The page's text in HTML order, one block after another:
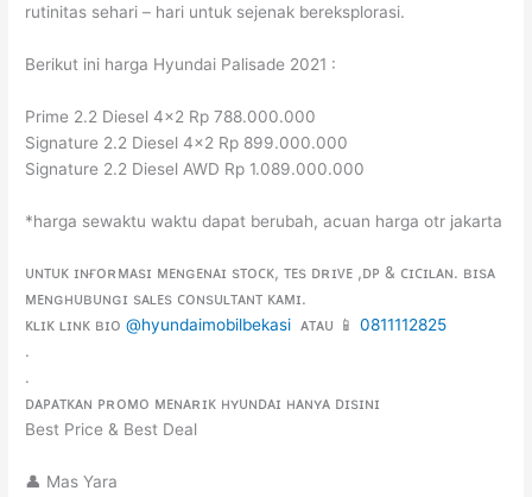
rutinitas sehari – hari untuk sejenak bereksplorasi.
Berikut ini harga Hyundai Palisade 2021 :
Prime 2.2 Diesel 4×2 Rp 788.000.000
Signature 2.2 Diesel 4×2 Rp 899.000.000
Signature 2.2 Diesel AWD Rp 1.089.000.000
*harga sewaktu waktu dapat berubah, acuan harga otr jakarta
ᴜɴᴛᴜᴋ ɪɴғᴏʀᴍᴀsɪ ᴍᴇɴɢᴇɴᴀɪ sᴛᴏᴄᴋ, ᴛᴇs ᴅʀɪᴠᴇ ,ᴅᴘ & ᴄɪᴄɪʟᴀɴ. ʙɪsᴀ
ᴍᴇɴɢʜᴜʙᴜɴɢɪ sᴀʟᴇs ᴄᴏɴsᴜʟᴛᴀɴᴛ ᴋᴀᴍɪ.
ᴋʟɪᴋ ʟɪɴᴋ ʙɪᴏ@hyundaimobilbekasi ᴀᴛᴀᴜ 📱0811112825
.
.
ᴅᴀᴘᴀᴛᴋᴀɴ ᴘʀᴏᴍᴏ ᴍᴇɴᴀʀɪᴋ ʜʏᴜɴᴅᴀɪ ʜᴀɴʏᴀ ᴅɪsɪɴɪ
Best Price & Best Deal
👤 Mas Yara